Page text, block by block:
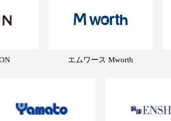
エムワース Mworth